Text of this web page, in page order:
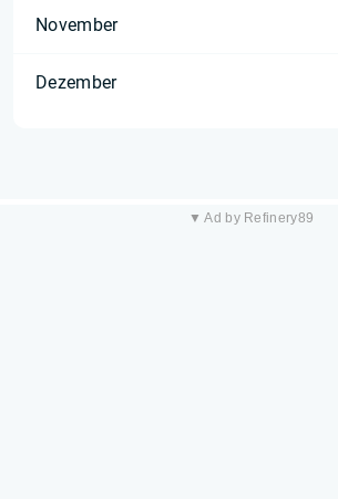
November
Dezember
▼ Ad by Refinery89